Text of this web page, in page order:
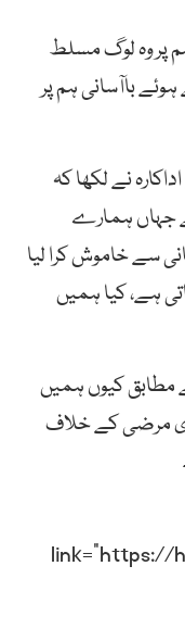
پر وہ لوگ مسلط
باآسانی ہم پر
نے لکھا کہ
جہاں ہمارے
سے خاموش کرا لیا
ہے، کیا ہمیں
مطابق کیوں ہمیں
مرضی کے خلاف
link=”https://